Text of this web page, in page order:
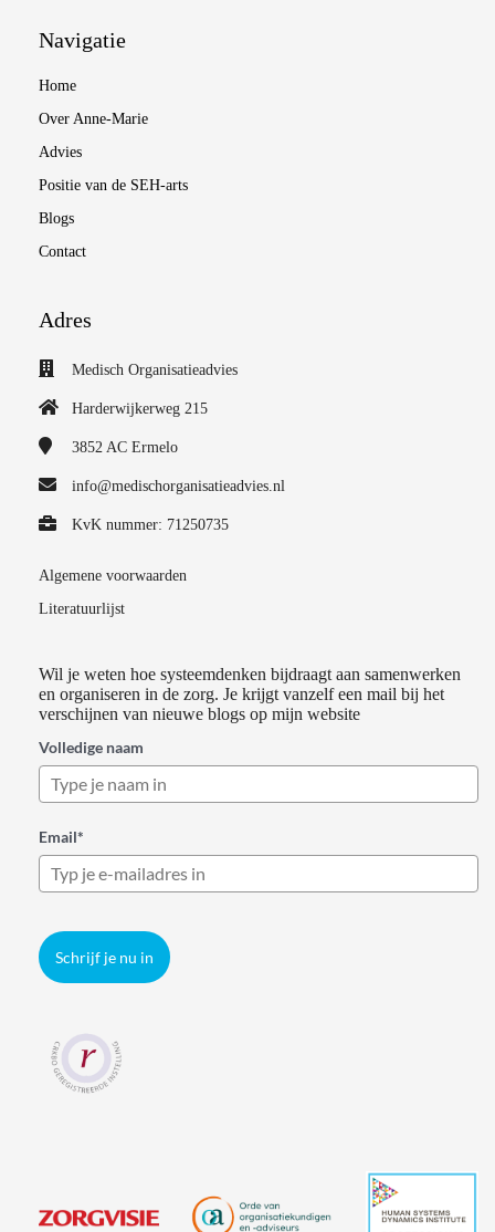
Navigatie
Home
Over Anne-Marie
Advies
Positie van de SEH-arts
Blogs
Contact
Adres
Medisch Organisatieadvies
Harderwijkerweg 215
3852 AC Ermelo
info@medischorganisatieadvies.nl
KvK nummer: 71250735
Algemene voorwaarden
Literatuurlijst
Wil je weten hoe systeemdenken bijdraagt aan samenwerken
en organiseren in de zorg. Je krijgt vanzelf een mail bij het
verschijnen van nieuwe blogs op mijn website
Volledige naam
Email*
Schrijf je nu in